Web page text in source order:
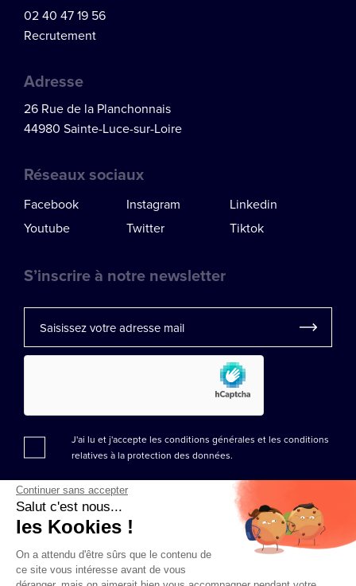
Réseaux sociaux
Facebook Instagram
Linkedin
Youtube
Twitter Tiktok
Adresse
26 Rue de la Planchonnais
44980 Sainte-Luce-sur-Loire
02 40 47 19 56
Recrutement
S’inscrire à notre newsletter
J'ai lu et j'accepte les conditions générales et les conditions
relatives à la protection des données.
Continuer sans accepter
Salut c'est nous...
les Kookies !
On a attendu d'être sûrs que le contenu de
ce site vous intéresse avant de vous